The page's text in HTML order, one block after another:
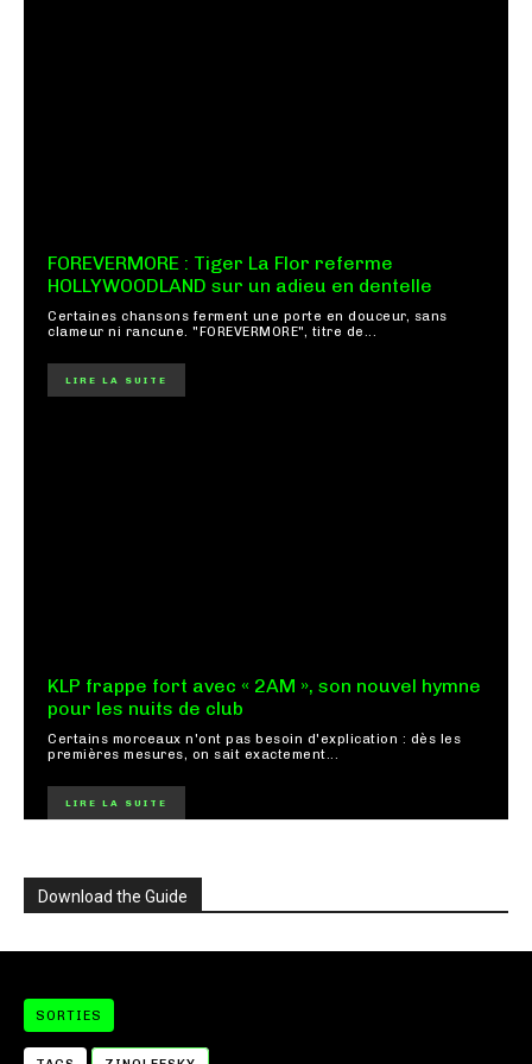
FOREVERMORE : Tiger La Flor referme
HOLLYWOODLAND sur un adieu en dentelle
Certaines chansons ferment une porte en douceur, sans
clameur ni rancune. "FOREVERMORE", titre de...
LIRE LA SUITE
KLP frappe fort avec « 2AM », son nouvel hymne
pour les nuits de club
Certains morceaux n'ont pas besoin d'explication : dès les
premières mesures, on sait exactement...
LIRE LA SUITE
Download the Guide
SORTIES